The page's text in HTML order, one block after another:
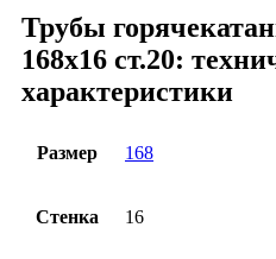
Трубы
168x16 ст.20:
характеристики
Размер 168
Стенка 16